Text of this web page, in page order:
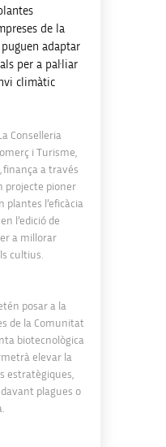
de la
adaptar
per a pal·liar
climàtic
Conselleria
i Turisme,
finança a través
projecte pioner
plantes l’eficàcia
l’edició de
a millorar
cultius.
posar a la
de la Comunitat
biotecnològica
elevar la
estratègiques,
davant plagues o